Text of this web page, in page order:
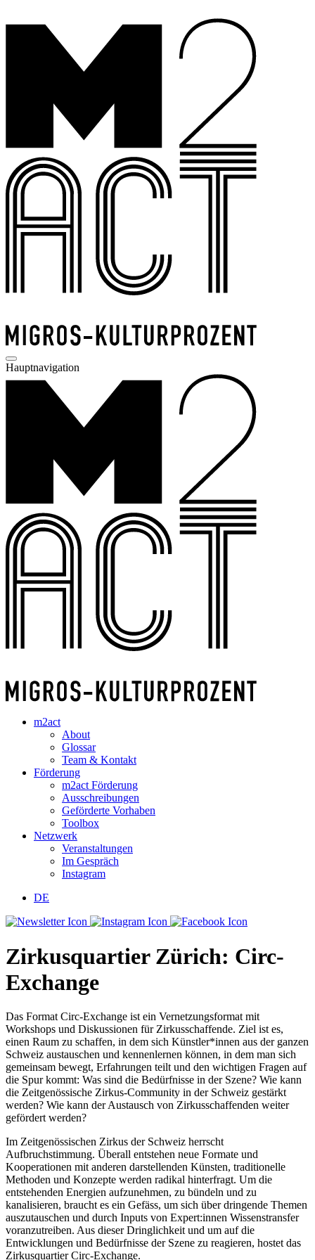
Hauptnavigation
m2act
About
Glossar
Team & Kontakt
Förderung
m2act Förderung
Ausschreibungen
Geförderte Vorhaben
Toolbox
Netzwerk
Veranstaltungen
Im Gespräch
Instagram
DE
Zirkusquartier Zürich: Circ-
Exchange
Das Format Circ-Exchange ist ein Vernetzungsformat mit
Workshops und Diskussionen für Zirkusschaffende. Ziel ist es,
einen Raum zu schaffen, in dem sich Künstler*innen aus der ganzen
Schweiz austauschen und kennenlernen können, in dem man sich
gemeinsam bewegt, Erfahrungen teilt und den wichtigen Fragen auf
die Spur kommt: Was sind die Bedürfnisse in der Szene? Wie kann
die Zeitgenössische Zirkus-Community in der Schweiz gestärkt
werden? Wie kann der Austausch von Zirkusschaffenden weiter
gefördert werden?
Im Zeitgenössischen Zirkus der Schweiz herrscht
Aufbruchstimmung. Überall entstehen neue Formate und
Kooperationen mit anderen darstellenden Künsten, traditionelle
Methoden und Konzepte werden radikal hinterfragt. Um die
entstehenden Energien aufzunehmen, zu bündeln und zu
kanalisieren, braucht es ein Gefäss, um sich über dringende Themen
auszutauschen und durch Inputs von Expert:innen Wissenstransfer
voranzutreiben. Aus dieser Dringlichkeit und um auf die
Entwicklungen und Bedürfnisse der Szene zu reagieren, hostet das
Zirkusquartier Circ-Exchange.